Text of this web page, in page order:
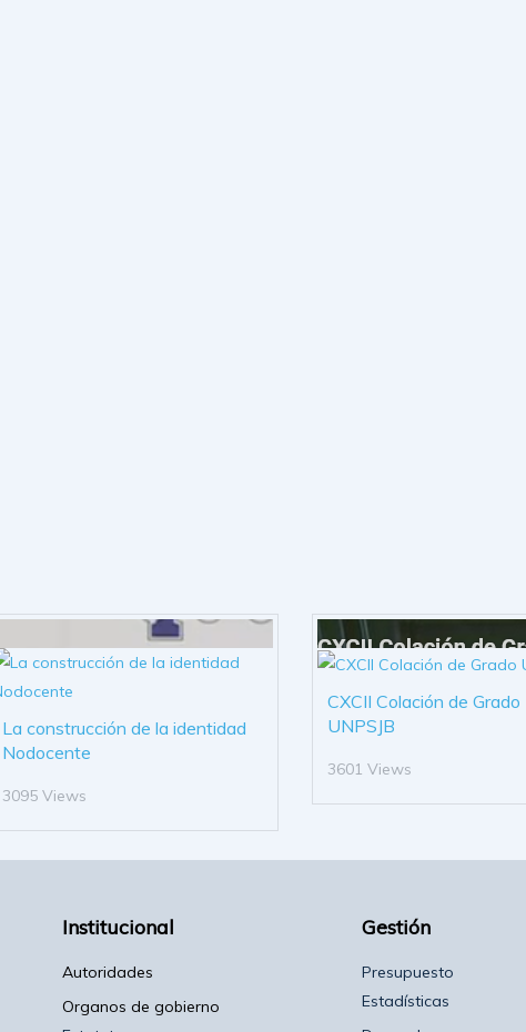
La construcción de la identidad
Nodocente
3095 Views
CXCII Colación de Grado
UNPSJB
3601 Views
Institucional
Autoridades
Organos de gobierno
Gestión
Presupuesto
Estadísticas